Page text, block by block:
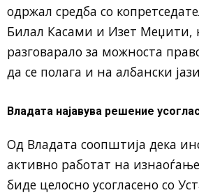
одржал средба со
Билал Касами и Изет Меџити,
разговарало за можноста
да се полага и на албански
Владата најавува решение
Од Владата соопштија дека
активно работат на
биде целосно усогласено со